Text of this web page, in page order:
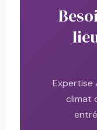
Expertise
climat